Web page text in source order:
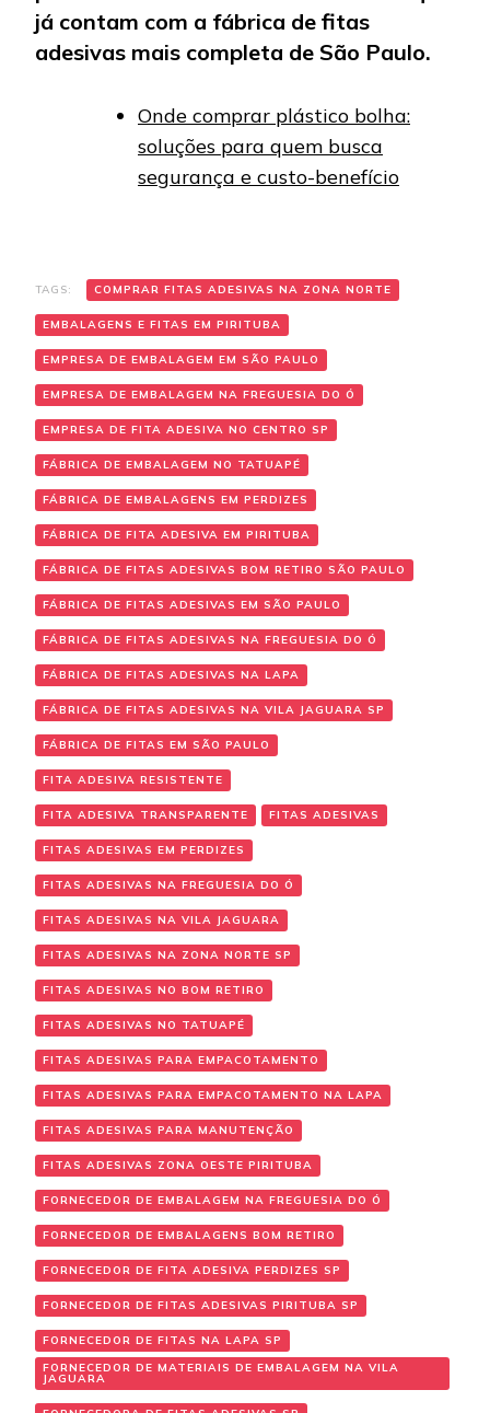
já contam com a fábrica de fitas
adesivas mais completa de São Paulo.
Onde comprar plástico bolha:
soluções para quem busca
segurança e custo-benefício
TAGS: COMPRAR FITAS ADESIVAS NA ZONA NORTE
EMBALAGENS E FITAS EM PIRITUBA
EMPRESA DE EMBALAGEM EM SÃO PAULO
EMPRESA DE EMBALAGEM NA FREGUESIA DO Ó
EMPRESA DE FITA ADESIVA NO CENTRO SP
FÁBRICA DE EMBALAGEM NO TATUAPÉ
FÁBRICA DE EMBALAGENS EM PERDIZES
FÁBRICA DE FITA ADESIVA EM PIRITUBA
FÁBRICA DE FITAS ADESIVAS BOM RETIRO SÃO PAULO
FÁBRICA DE FITAS ADESIVAS EM SÃO PAULO
FÁBRICA DE FITAS ADESIVAS NA FREGUESIA DO Ó
FÁBRICA DE FITAS ADESIVAS NA LAPA
FÁBRICA DE FITAS ADESIVAS NA VILA JAGUARA SP
FÁBRICA DE FITAS EM SÃO PAULO
FITA ADESIVA RESISTENTE
FITA ADESIVA TRANSPARENTE FITAS ADESIVAS
FITAS ADESIVAS EM PERDIZES
FITAS ADESIVAS NA FREGUESIA DO Ó
FITAS ADESIVAS NA VILA JAGUARA
FITAS ADESIVAS NA ZONA NORTE SP
FITAS ADESIVAS NO BOM RETIRO
FITAS ADESIVAS NO TATUAPÉ
FITAS ADESIVAS PARA EMPACOTAMENTO
FITAS ADESIVAS PARA EMPACOTAMENTO NA LAPA
FITAS ADESIVAS PARA MANUTENÇÃO
FITAS ADESIVAS ZONA OESTE PIRITUBA
FORNECEDOR DE EMBALAGEM NA FREGUESIA DO Ó
FORNECEDOR DE EMBALAGENS BOM RETIRO
FORNECEDOR DE FITA ADESIVA PERDIZES SP
FORNECEDOR DE FITAS ADESIVAS PIRITUBA SP
FORNECEDOR DE FITAS NA LAPA SP
FORNECEDOR DE MATERIAIS DE EMBALAGEM NA VILA
JAGUARA